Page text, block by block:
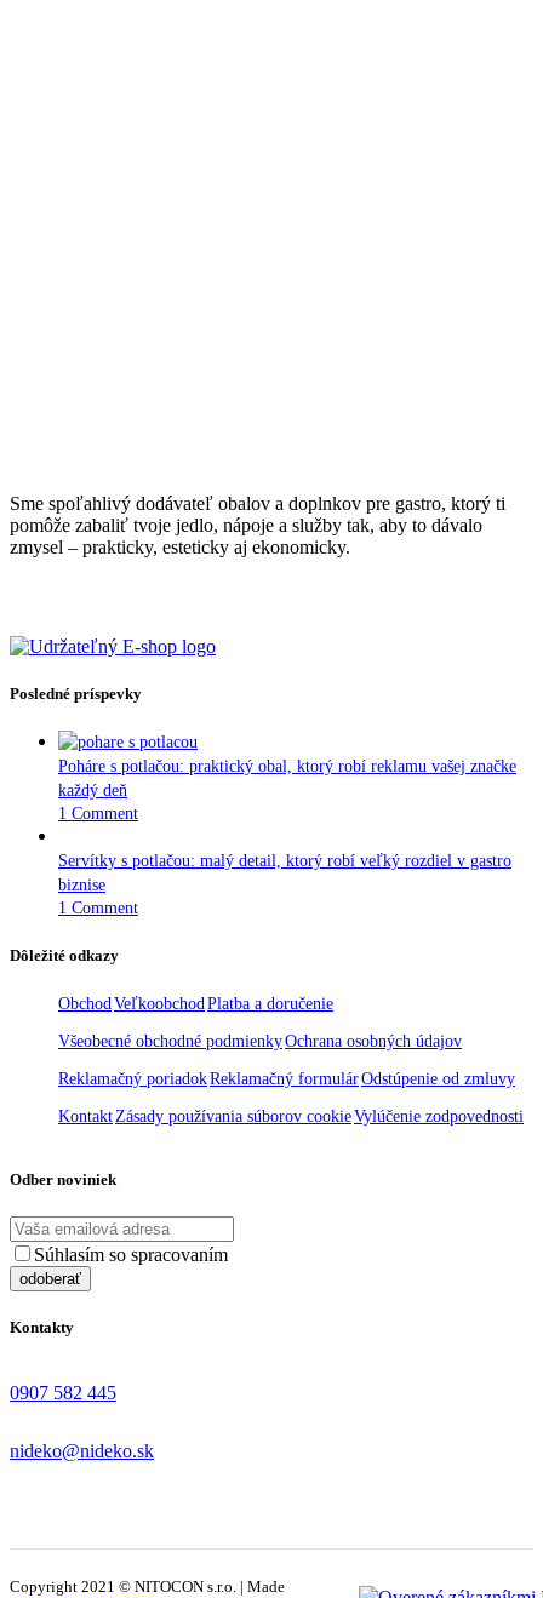
Sme spoľahlivý dodávateľ obalov a doplnkov pre gastro, ktorý ti
pomôže zabaliť tvoje jedlo, nápoje a služby tak, aby to dávalo
zmysel – prakticky, esteticky aj ekonomicky.
Posledné príspevky
Poháre s potlačou: praktický obal, ktorý robí reklamu vašej značke
každý deň
1 Comment
Servítky s potlačou: malý detail, ktorý robí veľký rozdiel v gastro
biznise
1 Comment
Dôležité odkazy
ObchodVeľkoobchodPlatba a doručenie
Všeobecné obchodné podmienkyOchrana osobných údajov
Reklamačný poriadokReklamačný formulárOdstúpenie od zmluvy
KontaktZásady používania súborov cookieVylúčenie zodpovednosti
Odber noviniek
Súhlasím so spracovaním
Kontakty
0907 582 445
nideko@nideko.sk
Copyright 2021 © NITOCON s.r.o. | Made